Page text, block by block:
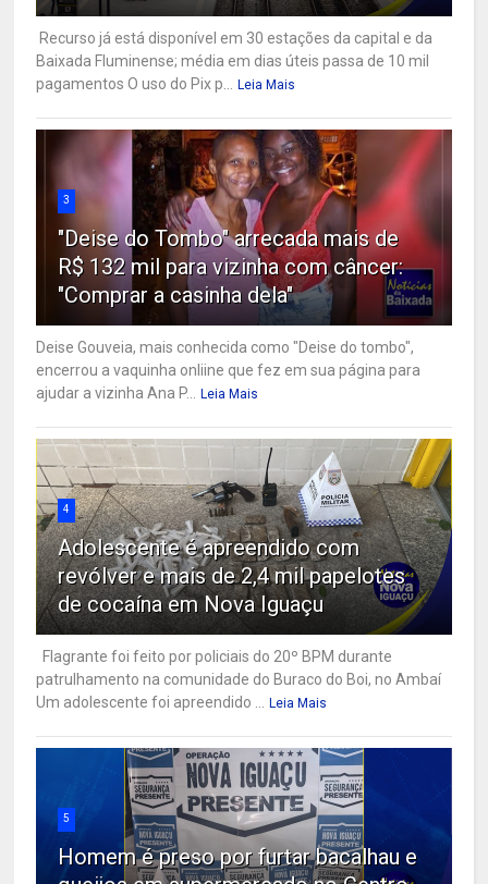
Recurso já está disponível em 30 estações da capital e da
Baixada Fluminense; média em dias úteis passa de 10 mil
pagamentos O uso do Pix p...
Leia Mais
3
"Deise do Tombo" arrecada mais de
R$ 132 mil para vizinha com câncer:
"Comprar a casinha dela"
Deise Gouveia, mais conhecida como "Deise do tombo",
encerrou a vaquinha onliine que fez em sua página para
ajudar a vizinha Ana P...
Leia Mais
4
Adolescente é apreendido com
revólver e mais de 2,4 mil papelotes
de cocaína em Nova Iguaçu
Flagrante foi feito por policiais do 20º BPM durante
patrulhamento na comunidade do Buraco do Boi, no Ambaí
Um adolescente foi apreendido ...
Leia Mais
5
Homem é preso por furtar bacalhau e